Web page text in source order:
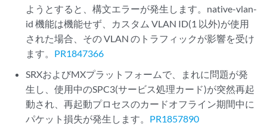
ようとすると、構文エラーが発生します。native-vlan-
id 機能は機能せず、カスタム VLAN ID(1 以外)が使用
された場合、その VLAN のトラフィックが影響を受け
ます。 PR1847366
SRXおよびMXプラットフォームで、まれに問題が発
生し、使用中のSPC3(サービス処理カード)が突然再起
動され、再起動プロセスのカードオフライン期間中に
パケット損失が発生します。 PR1857890